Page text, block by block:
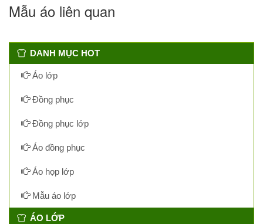
Mẫu áo liên quan
DANH MỤC HOT
Áo lớp
Đồng phục
Đồng phục lớp
Áo đồng phục
Áo họp lớp
Mẫu áo lớp
ÁO LỚP